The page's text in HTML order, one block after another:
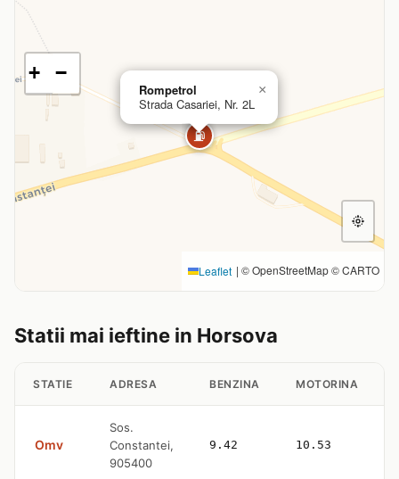
⛽
Rompetrol
Strada Casariei, Nr. 2L
×
+ −
Leaflet | © OpenStreetMap © CARTO
Statii mai ieftine in Horsova
STATIE ADRESA BENZINA MOTORINA
Omv
Sos.
Constantei,
905400
9.42 10.53